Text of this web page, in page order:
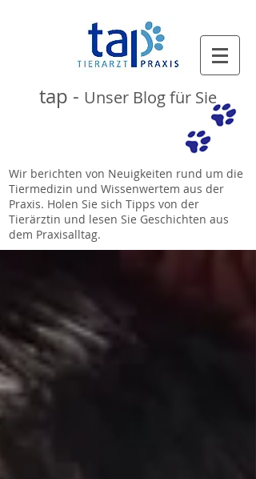
tap - Unser Blog für Sie
Wir berichten von Neuigkeiten rund um die
Tiermedizin und Wissenwertem aus der
Praxis. Holen Sie sich Tipps von der
Tierärztin und lesen Sie Geschichten aus
dem Praxisalltag.